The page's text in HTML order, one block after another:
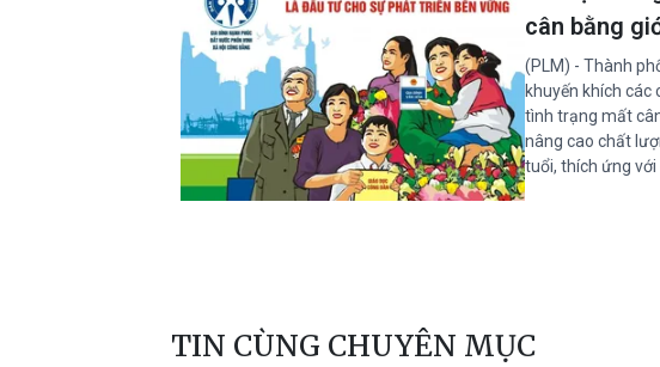
cân bằng
(PLM) - Thành
khuyến khích các
tình trạng mất
nâng cao chất
tuổi, thích ứng với
TIN CÙNG CHUYÊN MỤC